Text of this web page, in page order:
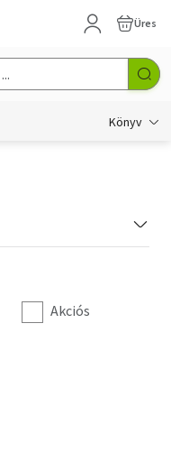
Üres
Könyv
Akciós